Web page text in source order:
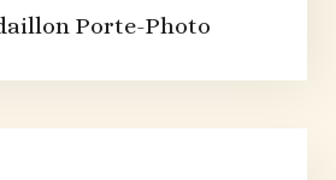
Porte-Photo